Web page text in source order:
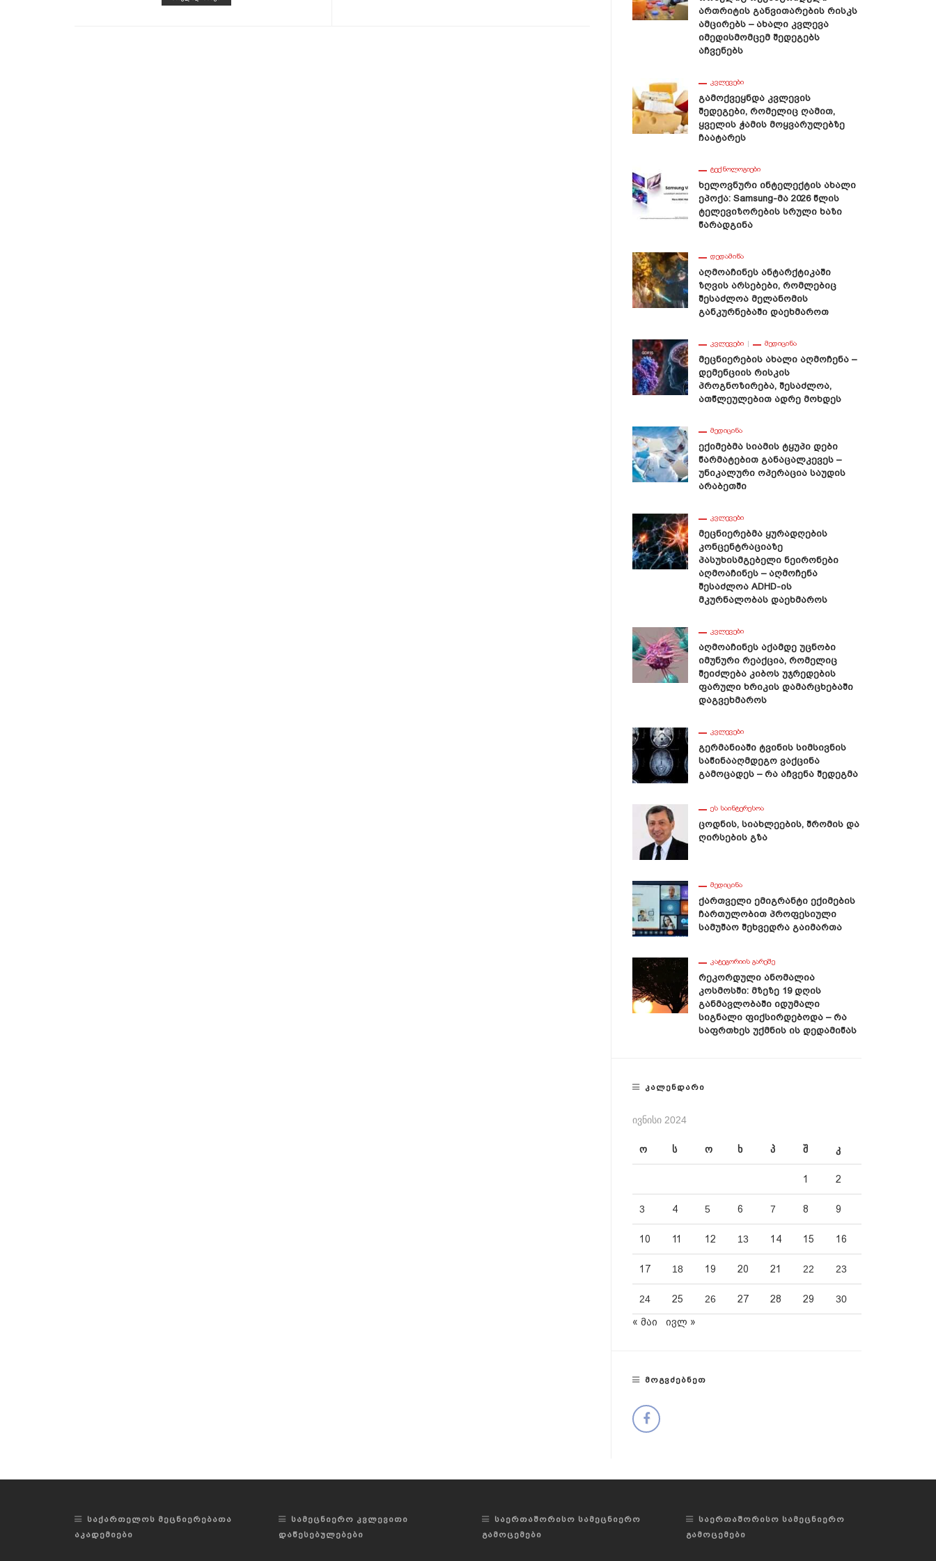
Ართრიტის Განვითარების Რისკს
Ამცირებს – Ახალი Კვლევა
Იმედისმომცემ Შედეგებს
Აჩვენებს
ᲙᲕᲚᲔᲕᲔᲑᲘ
Გამოქვეყნდა Კვლევის
Შედეგები, Რომელიც Ღამით,
Ყველის Ჭამის Მოყვარულებზე
Ჩაატარეს
ᲢᲔᲥᲜᲝᲚᲝᲒᲘᲔᲑᲘ
Ხელოვნური Ინტელექტის Ახალი
Ეპოქა: Samsung-Მა 2026 Წლის
Ტელევიზორების Სრული Ხაზი
Წარადგინა
ᲓᲔᲓᲐᲛᲘᲬᲐ
Აღმოაჩინეს Ანტარქტიკაში
Ზღვის Არსებები, Რომლებიც
Შესაძლოა Მელანომის
Განკურნებაში Დაეხმაროთ
ᲙᲕᲚᲔᲕᲔᲑᲘ ᲛᲔᲓᲘᲪᲘᲜᲐ
Მეცნიერების Ახალი Აღმოჩენა –
Დემენციის Რისკის
Პროგნოზირება, Შესაძლოა,
Ათწლეულებით Ადრე Მოხდეს
ᲛᲔᲓᲘᲪᲘᲜᲐ
Ექიმებმა Სიამის Ტყუპი Დები
Წარმატებით Განაცალკევეს –
Უნიკალური Ოპერაცია Საუდის
Არაბეთში
ᲙᲕᲚᲔᲕᲔᲑᲘ
Მეცნიერებმა Ყურადღების
Კონცენტრაციაზე
Პასუხისმგებელი Ნეირონები
Აღმოაჩინეს – Აღმოჩენა
Შესაძლოა ADHD-Ის
Მკურნალობას Დაეხმაროს
ᲙᲕᲚᲔᲕᲔᲑᲘ
Აღმოაჩინეს Აქამდე Უცნობი
Იმუნური Რეაქცია, Რომელიც
Შეიძლება Კიბოს Უჯრედების
Ფარული Ხრიკის Დამარცხებაში
Დაგვეხმაროს
ᲙᲕᲚᲔᲕᲔᲑᲘ
Გერმანიაში Ტვინის Სიმსივნის
Საწინააღმდეგო Ვაქცინა
Გამოცადეს – Რა Აჩვენა Შედეგმა
ᲔᲡ ᲡᲐᲘᲜᲢᲔᲠᲔᲡᲝᲐ
Ცოდნის, Სიახლეების, Შრომის Და
Ღირსების Გზა
ᲛᲔᲓᲘᲪᲘᲜᲐ
Ქართველი Ემიგრანტი Ექიმების
Ჩართულობით Პროფესიული
Სამუშაო Შეხვედრა Გაიმართა
ᲙᲐᲢᲔᲒᲝᲠᲘᲘᲡ ᲒᲐᲠᲔᲨᲔ
Რეკორდული Ანომალია
Კოსმოსში: Მზეზე 19 Დღის
Განმავლობაში Იდუმალი
Სიგნალი Ფიქსირდებოდა – Რა
Საფრთხეს Უქმნის Ის Დედამიწას
ᲙᲐᲚᲔᲜᲓᲐᲠᲘ
ᲘᲕᲜᲘᲡᲘ 2024
ო ს ო ხ პ შ კ
1 2
3 4 5 6 7 8 9
10 11 12 13 14 15 16
17 18 19 20 21 22 23
24 25 26 27 28 29 30
« მაი ივლ »
ᲛᲝᲒᲕᲫᲔᲑᲜᲔᲗ
ᲡᲐᲥᲐᲠᲗᲔᲚᲝᲡ ᲛᲔᲪᲜᲘᲔᲠᲔᲑᲐᲗᲐ
ᲐᲙᲐᲓᲔᲛᲘᲔᲑᲘ
ᲡᲐᲛᲔᲪᲜᲘᲔᲠᲝ ᲙᲕᲚᲔᲕᲘᲗᲘ
ᲓᲐᲬᲔᲡᲔᲑᲣᲚᲔᲑᲔᲑᲘ
ᲡᲐᲔᲠᲗᲐᲨᲝᲠᲘᲡᲝ ᲡᲐᲛᲔᲪᲜᲘᲔᲠᲝ
ᲒᲐᲛᲝᲪᲔᲛᲔᲑᲘ
ᲡᲐᲔᲠᲗᲐᲨᲝᲠᲘᲡᲝ ᲡᲐᲛᲔᲪᲜᲘᲔᲠᲝ
ᲒᲐᲛᲝᲪᲔᲛᲔᲑᲘ